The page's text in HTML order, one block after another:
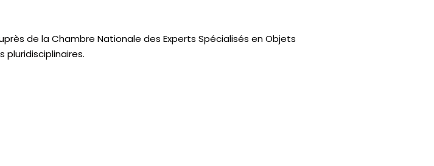
de laChambre Nationale des Experts Spécialisés en Objets